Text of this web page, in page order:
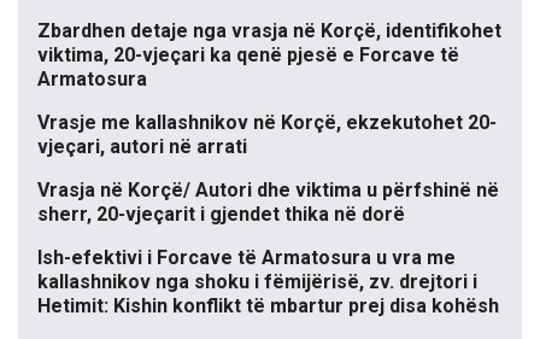
Zbardhen detaje nga vrasja në Korçë, identifikohet
viktima, 20-vjeçari ka qenë pjesë e Forcave të
Armatosura
Vrasje me kallashnikov në Korçë, ekzekutohet 20-
vjeçari, autori në arrati
Vrasja në Korçë/ Autori dhe viktima u përfshinë në
sherr, 20-vjeçarit i gjendet thika në dorë
Ish-efektivi i Forcave të Armatosura u vra me
kallashnikov nga shoku i fëmijërisë, zv. drejtori i
Hetimit: Kishin konflikt të mbartur prej disa kohësh